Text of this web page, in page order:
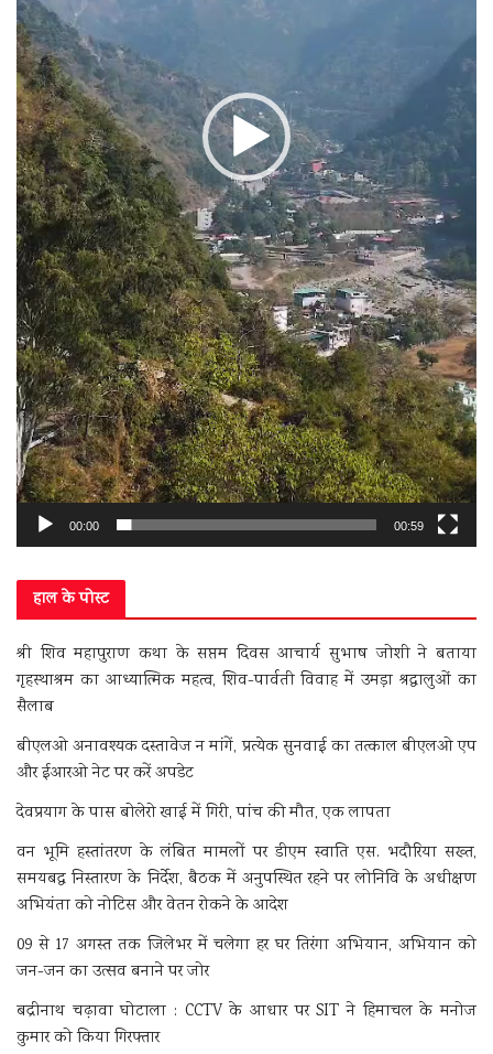
00:00 00:59
हाल के पोस्ट
श्री शिव महापुराण कथा के सप्तम दिवस आचार्य सुभाष जोशी ने बताया
गृहस्थाश्रम का आध्यात्मिक महत्व, शिव-पार्वती विवाह में उमड़ा श्रद्धालुओं का
सैलाब
बीएलओ अनावश्यक दस्तावेज न मांगें, प्रत्येक सुनवाई का तत्काल बीएलओ एप
और ईआरओ नेट पर करें अपडेट
देवप्रयाग के पास बोलेरो खाई में गिरी, पांच की मौत, एक लापता
वन भूमि हस्तांतरण के लंबित मामलों पर डीएम स्वाति एस. भदौरिया सख्त,
समयबद्ध निस्तारण के निर्देश, बैठक में अनुपस्थित रहने पर लोनिवि के अधीक्षण
अभियंता को नोटिस और वेतन रोकने के आदेश
09 से 17 अगस्त तक जिलेभर में चलेगा हर घर तिरंगा अभियान, अभियान को
जन-जन का उत्सव बनाने पर जोर
बद्रीनाथ चढ़ावा घोटाला : CCTV के आधार पर SIT ने हिमाचल के मनोज
कुमार को किया गिरफ्तार